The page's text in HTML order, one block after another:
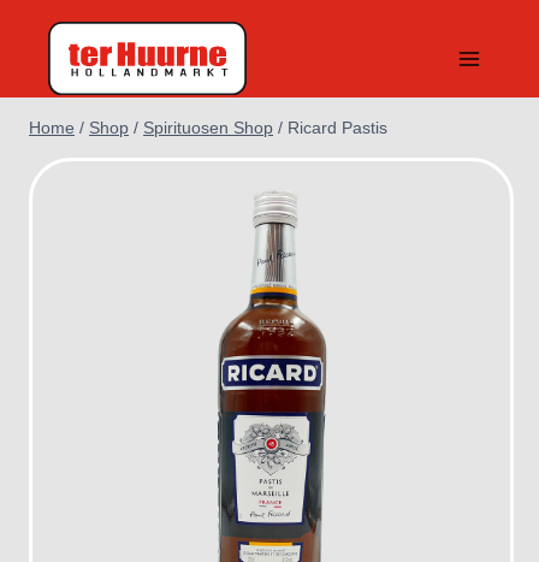
inhoud
Home / Shop / Spirituosen Shop / Ricard Pastis